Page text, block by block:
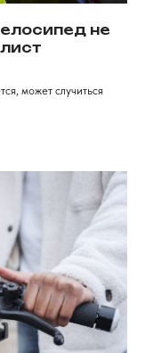
не
может случиться